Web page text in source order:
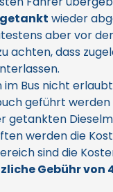
wieder
aber vor
achten, dass
Bus nicht
geführt
getankten
werden die
sind die
Gebühr von